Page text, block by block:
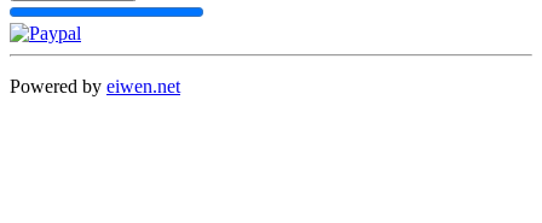
Powered by eiwen.net